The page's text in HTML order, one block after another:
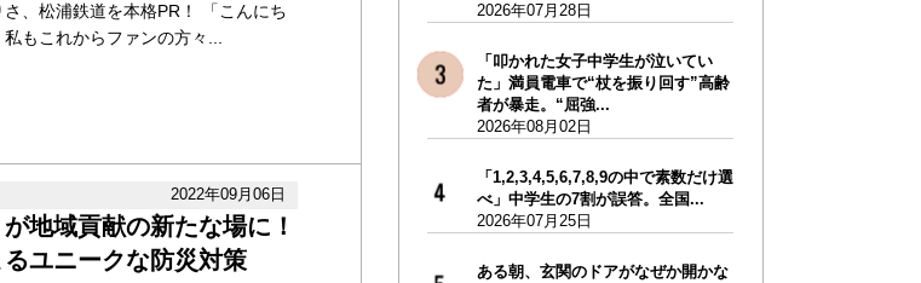
、松浦鉄道を本格PR！ 「こんにち
もこれからファンの方々...
2022年09月06日
が地域貢献の新たな場に！
ユニークな防災対策
2026年07月28日
「叩かれた女子中学生が泣いてい
た」満員電車で“杖を振り回す”高齢
者が暴走。“屈強...
2026年08月02日
「1,2,3,4,5,6,7,8,9の中で素数だけ選
べ」中学生の7割が誤答。全国...
2026年07月25日
ある朝、玄関のドアがなぜか開かな